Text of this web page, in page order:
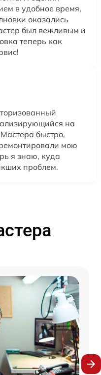
в удобное время,
оказались
был вежливым и
теперь как
на
быстро,
мою
я знаю, куда
проблем.